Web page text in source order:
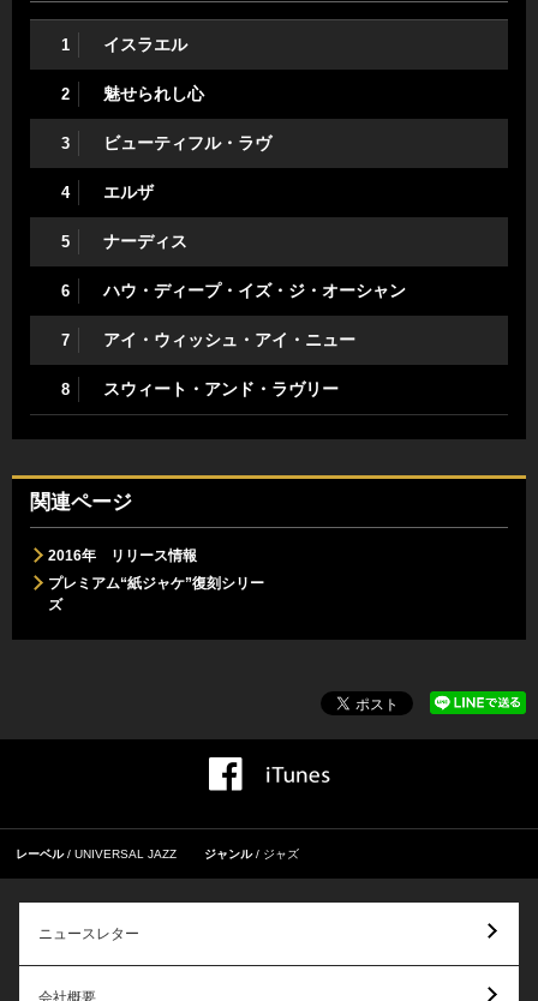
1 イスラエル
2 魅せられし心
3 ビューティフル・ラヴ
4 エルザ
5 ナーディス
6 ハウ・ディープ・イズ・ジ・オーシャン
7 アイ・ウィッシュ・アイ・ニュー
8 スウィート・アンド・ラヴリー
関連ページ
2016年 リリース情報
プレミアム“紙ジャケ”復刻シリー
ズ
レーベル UNIVERSAL JAZZ ジャンル ジャズ
ニュースレター
会社概要